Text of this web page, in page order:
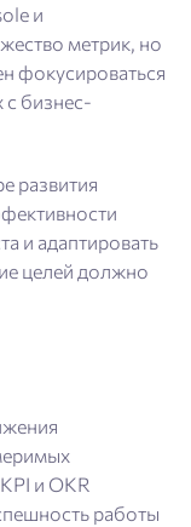
и
метрик, но
фокусироваться
с бизнес-
развития
и адаптировать
целей должно
и OKR
работы